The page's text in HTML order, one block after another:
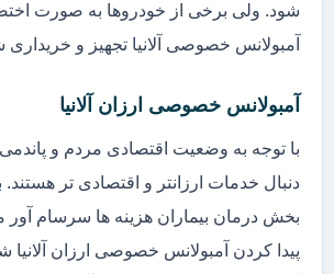
شود. ولی برخی از خودروها به صورت
آمبولانس خصوصی آلانیا تجهیز و خریداری
آمبولانس خصوصی ارزان آلانیا
با توجه به وضعیت اقتصادی مردم و
دنبال خدمات ارزانتر و اقتصادی تر
بخش درمان بیماران هزینه ها سرسام آور
پیدا کردن آمبولانس خصوصی ارزان آلانیا